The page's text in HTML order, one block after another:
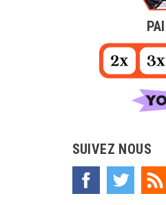
SUIVEZ NOUS
Facebook Twitter